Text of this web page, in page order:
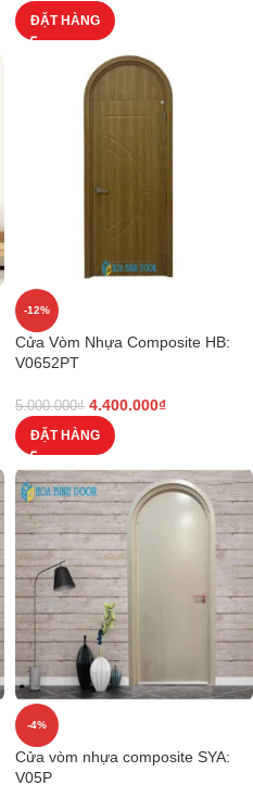
ĐẶT HÀNG
-12%
Cửa Vòm Nhựa Composite HB:
V0652PT
5.000.000₫ 4.400.000₫
ĐẶT HÀNG
-4%
Cửa vòm nhựa composite SYA:
V05P